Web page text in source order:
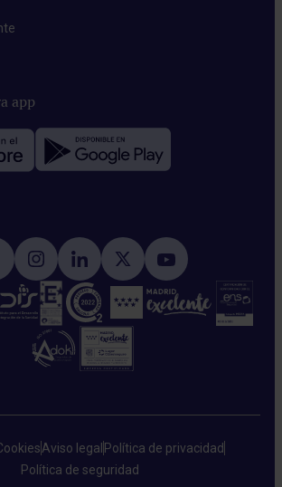
app
Aviso legal Política de privacidad
Política de seguridad